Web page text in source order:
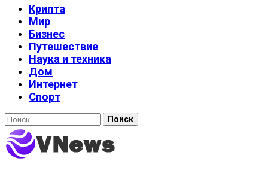
Крипта
Мир
Бизнес
Путешествие
Наука и техника
Дом
Интернет
Спорт
Найти: